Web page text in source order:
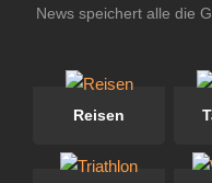
News speichert alle die
Reisen